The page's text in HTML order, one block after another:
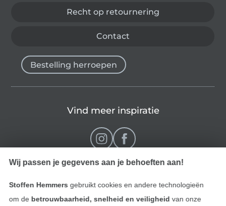
Recht op retournering
Contact
Bestelling herroepen
Vind meer inspiratie
Wij passen je gegevens aan je behoeften aan!
Stoffen Hemmers gebruikt cookies en andere technologieën
om de betrouwbaarheid, snelheid en veiligheid van onze